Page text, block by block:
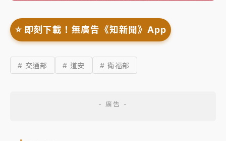
⭐️ 即刻下載！無廣告《知新聞》App
# 交通部 # 道安 # 衛福部